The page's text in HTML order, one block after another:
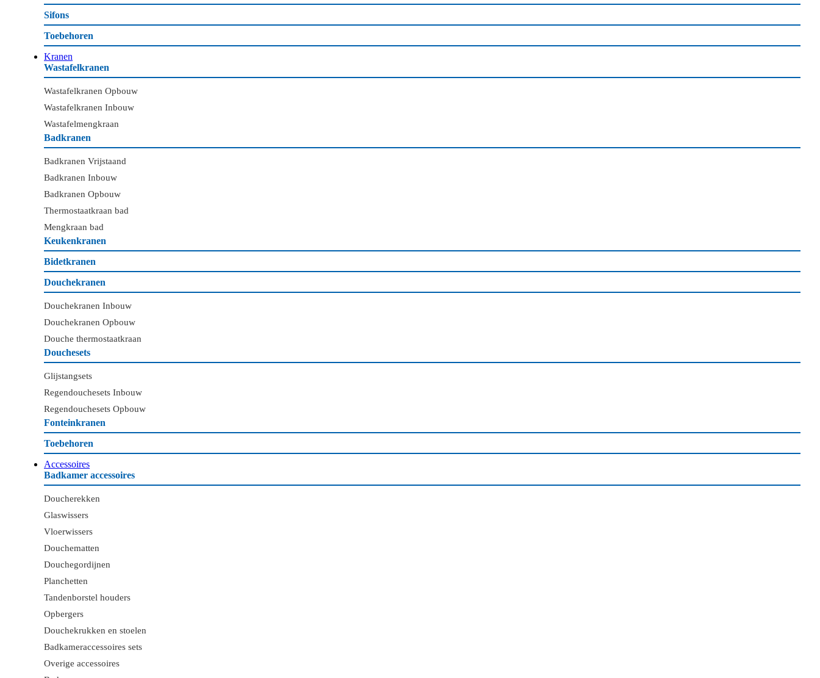
Sifons
Toebehoren
Kranen
Wastafelkranen
Wastafelkranen Opbouw
Wastafelkranen Inbouw
Wastafelmengkraan
Badkranen
Badkranen Vrijstaand
Badkranen Inbouw
Badkranen Opbouw
Thermostaatkraan bad
Mengkraan bad
Keukenkranen
Bidetkranen
Douchekranen
Douchekranen Inbouw
Douchekranen Opbouw
Douche thermostaatkraan
Douchesets
Glijstangsets
Regendouchesets Inbouw
Regendouchesets Opbouw
Fonteinkranen
Toebehoren
Accessoires
Badkamer accessoires
Doucherekken
Glaswissers
Vloerwissers
Douchematten
Douchegordijnen
Planchetten
Tandenborstel houders
Opbergers
Douchekrukken en stoelen
Badkameraccessoires sets
Overige accessoires